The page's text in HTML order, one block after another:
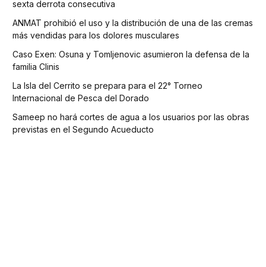
sexta derrota consecutiva
ANMAT prohibió el uso y la distribución de una de las cremas
más vendidas para los dolores musculares
Caso Exen: Osuna y Tomljenovic asumieron la defensa de la
familia Clinis
La Isla del Cerrito se prepara para el 22° Torneo
Internacional de Pesca del Dorado
Sameep no hará cortes de agua a los usuarios por las obras
previstas en el Segundo Acueducto